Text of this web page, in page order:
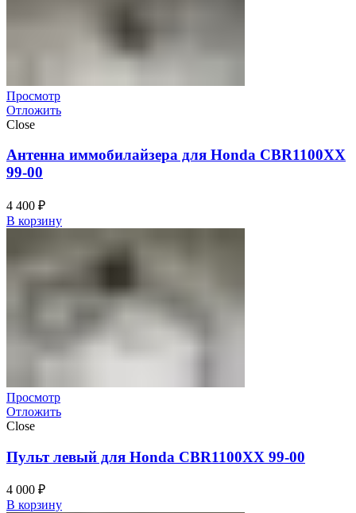
Просмотр
Отложить
Close
Антенна иммобилайзера для Honda CBR1100XX
99-00
4 400 ₽
В корзину
Просмотр
Отложить
Close
Пульт левый для Honda CBR1100XX 99-00
4 000 ₽
В корзину